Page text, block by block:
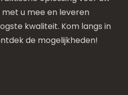
u mee en leveren
kwaliteit. Kom langs in
de mogelijkheden!